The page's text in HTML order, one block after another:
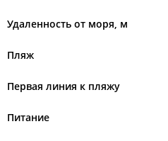
Удаленность от моря, м
Пляж
Первая линия к пляжу
Питание